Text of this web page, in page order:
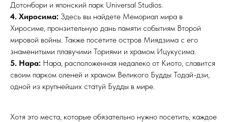
Дотонбори и японский парк Universal Studios.
4. Хиросима: Здесь вы найдете Мемориал мира в
Хиросиме, пронзительную дань памяти событиям Второй
мировой войны. Также посетите остров Миядзима с его
знаменитыми плавучими Ториями и храмом Ицукусима.
5. Нара: Нара, расположенная недалеко от Киото, славится
своим парком оленей и храмом Великого Будды Тодай-дзи,
одной из крупнейших статуй Будды в мире.
Хотя это места, которые обязательно нужно посетить, каждое